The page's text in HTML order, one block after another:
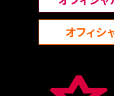
オフィシ